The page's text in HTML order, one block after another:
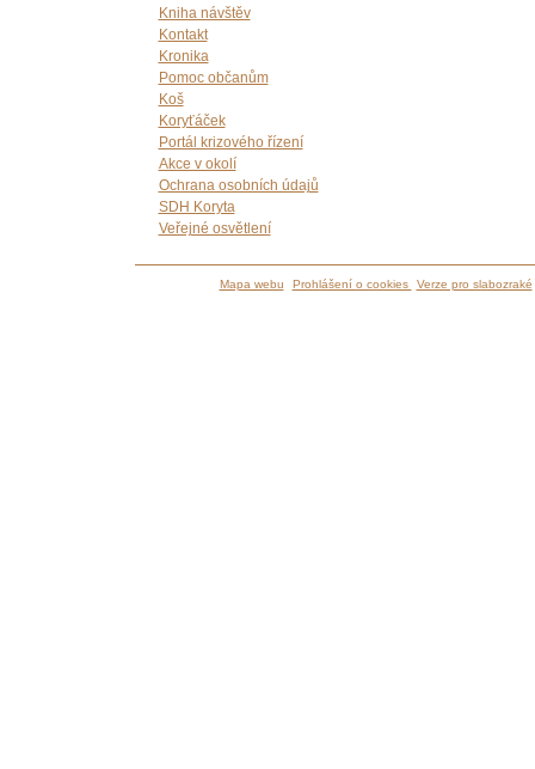
Kniha návštěv
Kontakt
Kronika
Pomoc občanům
Koš
Koryťáček
Portál krizového řízení
Akce v okolí
Ochrana osobních údajů
SDH Koryta
Veřejné osvětlení
Mapa webu Prohlášení o cookies Verze pro slabozraké